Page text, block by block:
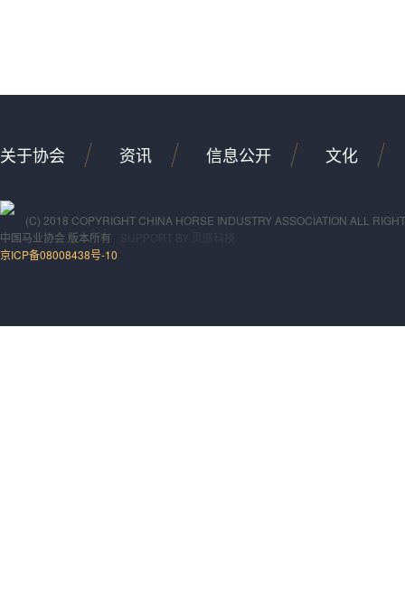
关于协会 资讯 信息公开 文化
(C) 2018 COPYRIGHT CHINA HORSE INDUSTRY ASSOCIATION ALL
中国马业协会 版本所有
京ICP备08008438号-10